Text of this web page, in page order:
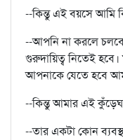
--কিন্তু এই বয়সে আমি
--আপনি না করলে
গুরুদায়িত্ব নিতেই
আপনাকে যেতে হবে
--কিন্তু আমার এই
--তার একটা কোন